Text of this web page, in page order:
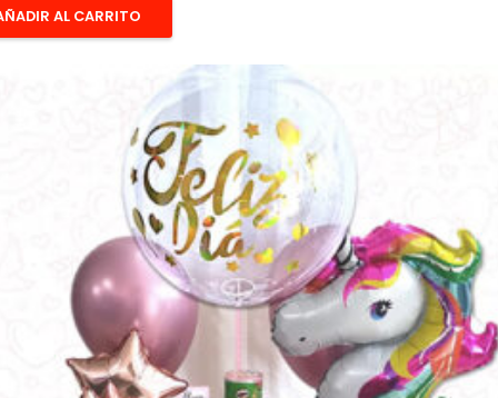
AL CARRITO